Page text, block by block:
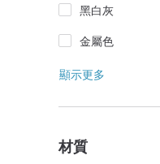
黑白灰
金屬色
顯示更多
材質